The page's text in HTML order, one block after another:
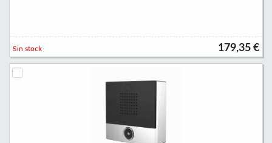
179,35 €
Sin stock